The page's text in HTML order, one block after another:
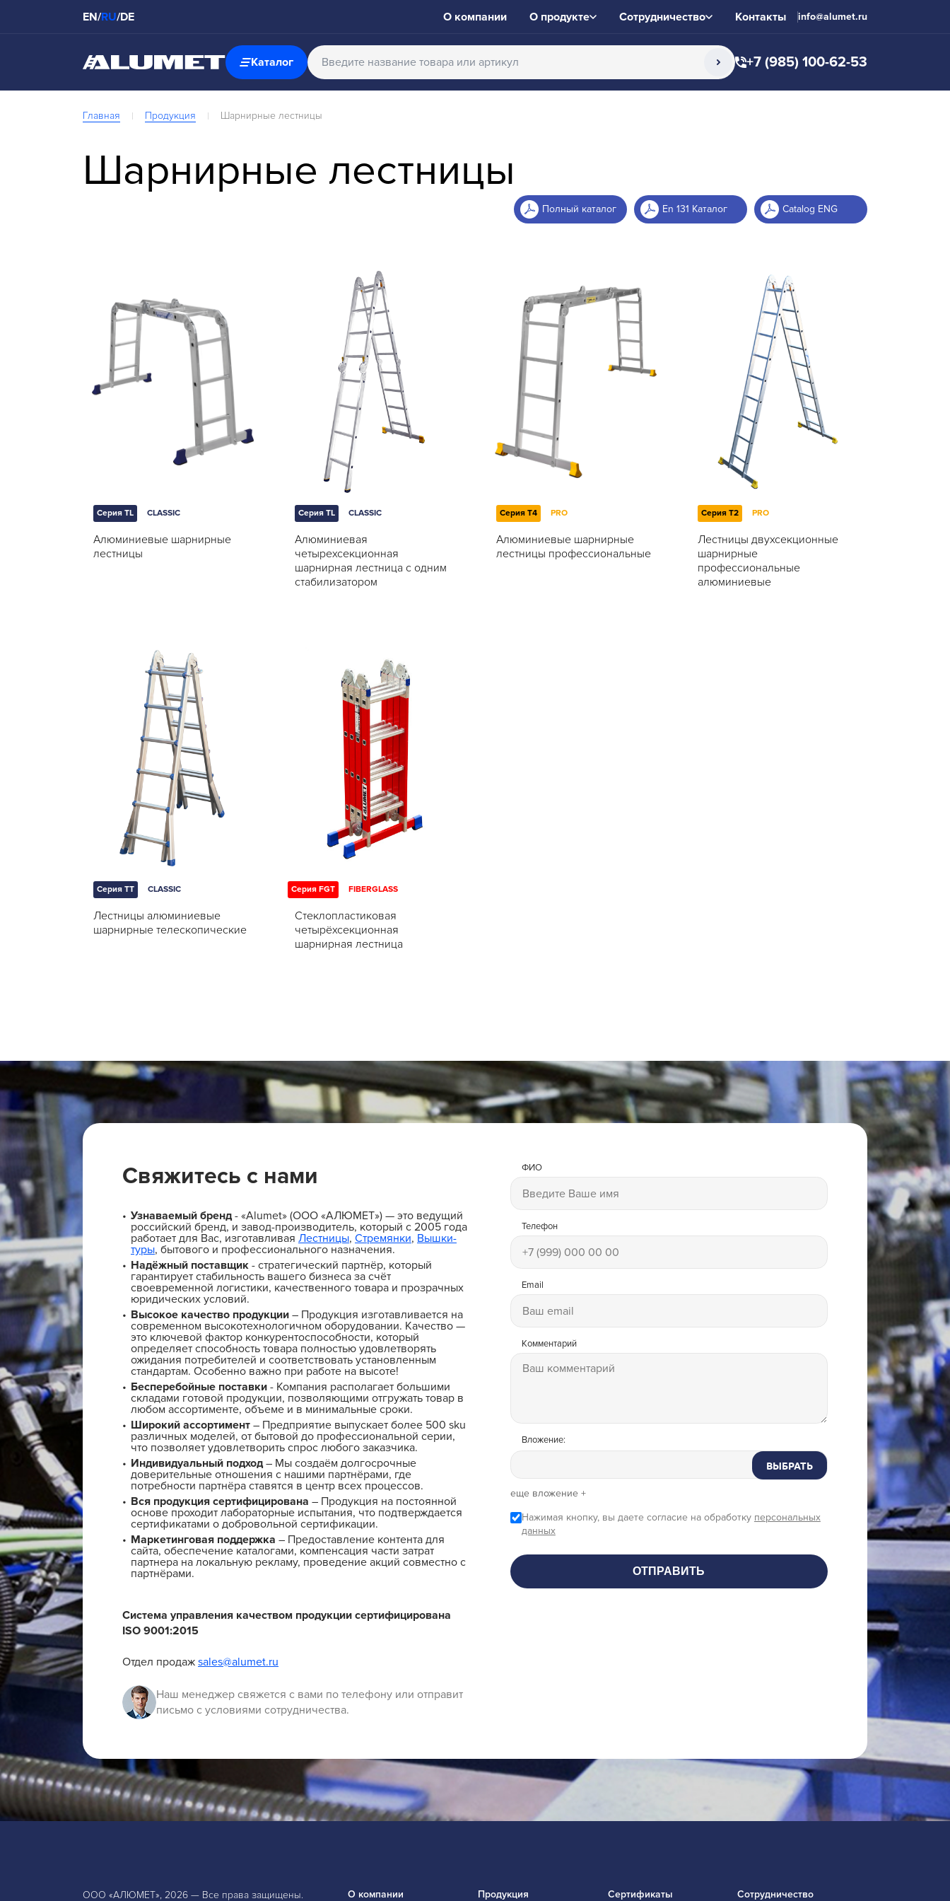
EN/RU/DE О компании О продукте Сотрудничество Контакты info@alumet.ru
Каталог +7 (985) 100-62-53
Главная Продукция Шарнирные лестницы
Шарнирные лестницы
Полный каталог En 131 Каталог Catalog ENG
Серия TL CLASSIC
Алюминиевые шарнирные
лестницы
Серия TL CLASSIC
Алюминиевая
четырехсекционная
шарнирная лестница с одним
стабилизатором
Серия T4 PRO
Алюминиевые шарнирные
лестницы профессиональные
Серия T2 PRO
Лестницы двухсекционные
шарнирные
профессиональные
алюминиевые
Серия TT CLASSIC
Лестницы алюминиевые
шарнирные телескопические
Серия FGT FIBERGLASS
Стеклопластиковая
четырёхсекционная
шарнирная лестница
Свяжитесь с нами
Узнаваемый бренд - «Alumet» (ООО «АЛЮМЕТ») — это ведущий
российский бренд, и завод-производитель, который с 2005 года
работает для Вас, изготавливая Лестницы, Стремянки, Вышки-
туры, бытового и профессионального назначения.
Надёжный поставщик - стратегический партнёр, который
гарантирует стабильность вашего бизнеса за счёт
своевременной логистики, качественного товара и прозрачных
юридических условий.
Высокое качество продукции – Продукция изготавливается на
современном высокотехнологичном оборудовании. Качество —
это ключевой фактор конкурентоспособности, который
определяет способность товара полностью удовлетворять
ожидания потребителей и соответствовать установленным
стандартам. Особенно важно при работе на высоте!
Бесперебойные поставки - Компания располагает большими
складами готовой продукции, позволяющими отгружать товар в
любом ассортименте, объеме и в минимальные сроки.
Широкий ассортимент – Предприятие выпускает более 500 sku
различных моделей, от бытовой до профессиональной серии,
что позволяет удовлетворить спрос любого заказчика.
Индивидуальный подход – Мы создаём долгосрочные
доверительные отношения с нашими партнёрами, где
потребности партнёра ставятся в центр всех процессов.
Вся продукция сертифицирована – Продукция на постоянной
основе проходит лабораторные испытания, что подтверждается
сертификатами о добровольной сертификации.
Маркетинговая поддержка – Предоставление контента для
сайта, обеспечение каталогами, компенсация части затрат
партнера на локальную рекламу, проведение акций совместно с
партнёрами.
Система управления качеством продукции сертифицирована
ISO 9001:2015
Отдел продаж sales@alumet.ru
Наш менеджер свяжется с вами по телефону или отправит
письмо с условиями сотрудничества.
ФИО
Телефон
Email
Комментарий
Вложение:
ВЫБРАТЬ
еще вложение +
Нажимая кнопку, вы даете согласие на обработку персональных
данных
ОТПРАВИТЬ
ООО «АЛЮМЕТ», 2026 — Все права защищены. О компании Продукция Сертификаты Сотрудничество